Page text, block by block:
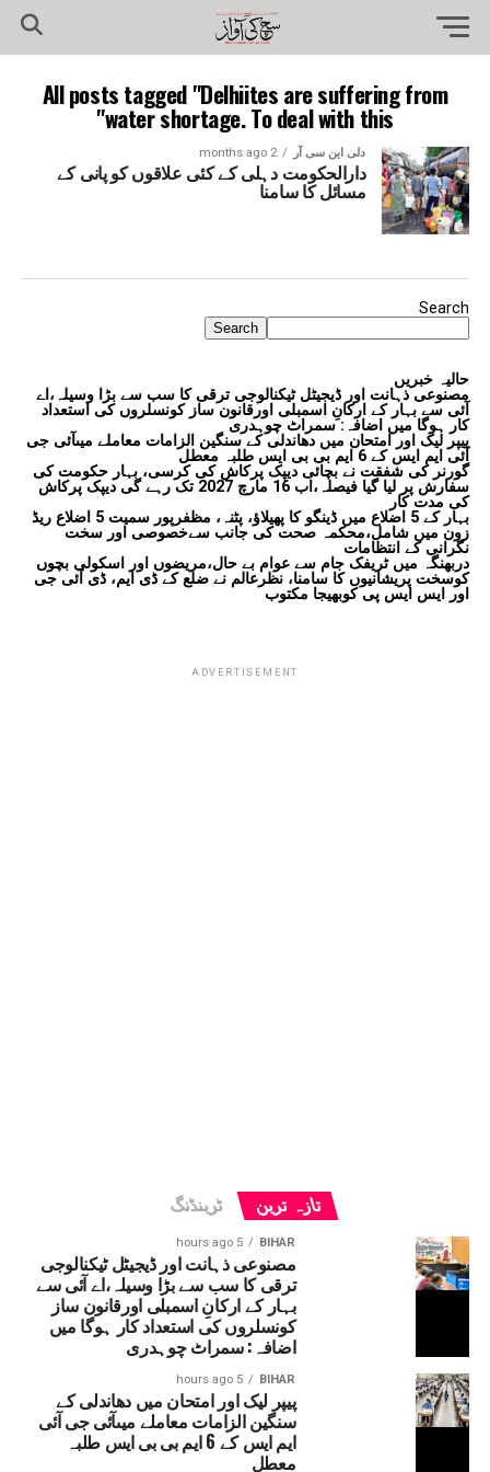
All posts tagged "Delhiites are suffering from
water shortage. To deal with this"
دلی این سی آر 2 months ago
دارالحکومت دہلی کے کئی علاقوں کو پانی کے
مسائل کا سامنا
Search
Search
حالیہ خبریں
مصنوعی ذہانت اور ڈیجیٹل ٹیکنالوجی ترقی کا سب سے بڑا وسیلہ،اے
آئی سے بہار کے ارکانِ اسمبلی اورقانون ساز کونسلروں کی استعداد
کار ہوگا میں اضافہ: سمراٹ چوہدری
پیپر لیک اور امتحان میں دھاندلی کے سنگین الزامات معاملے میںآئی جی
آئی ایم ایس کے 6 ایم بی بی ایس طلبہ معطل
گورنر کی شفقت نے بچائی دیپک پرکاش کی کرسی، بہار حکومت کی
سفارش پر لیا گیا فیصلہ،اب 16 مارچ 2027 تک رہے گی دیپک پرکاش
کی مدت کار
بہار کے 5 اضلاع میں ڈینگو کا پھیلاؤ، پٹنہ، مظفرپور سمیت 5 اضلاع ریڈ
زون میں شامل،محکمہ صحت کی جانب سےخصوصی اور سخت
نگرانی کے انتظامات
دربھنگہ میں ٹریفک جام سے عوام بے حال،مریضوں اور اسکولی بچوں
کوسخت پریشانیوں کا سامنا، نظرعالم نے ضلع کے ڈی ایم، ڈی آئی جی
اور ایس ایس پی کوبھیجا مکتوب
ADVERTISEMENT
تازہ ترین ٹرینڈنگ
BIHAR
5 hours ago
مصنوعی ذہانت اور ڈیجیٹل ٹیکنالوجی
ترقی کا سب سے بڑا وسیلہ،اے آئی سے
بہار کے ارکانِ اسمبلی اورقانون ساز
کونسلروں کی استعداد کار ہوگا میں
اضافہ: سمراٹ چوہدری
BIHAR
5 hours ago
پیپر لیک اور امتحان میں دھاندلی کے
سنگین الزامات معاملے میںآئی جی آئی
ایم ایس کے 6 ایم بی بی ایس طلبہ
معطل